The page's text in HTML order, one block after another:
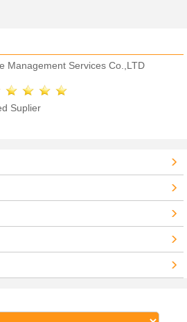
Management Services Co.,LTD
Suplier